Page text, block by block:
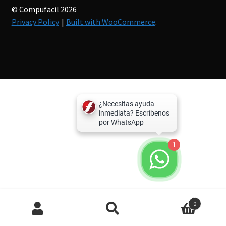
© Compufacil 2026
Privacy Policy
Built with WooCommerce.
Búsqueda
productos
0
1